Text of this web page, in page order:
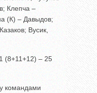
Клепча –
(К) – Давыдов;
Вусик,
(8+11+12) – 25
командами